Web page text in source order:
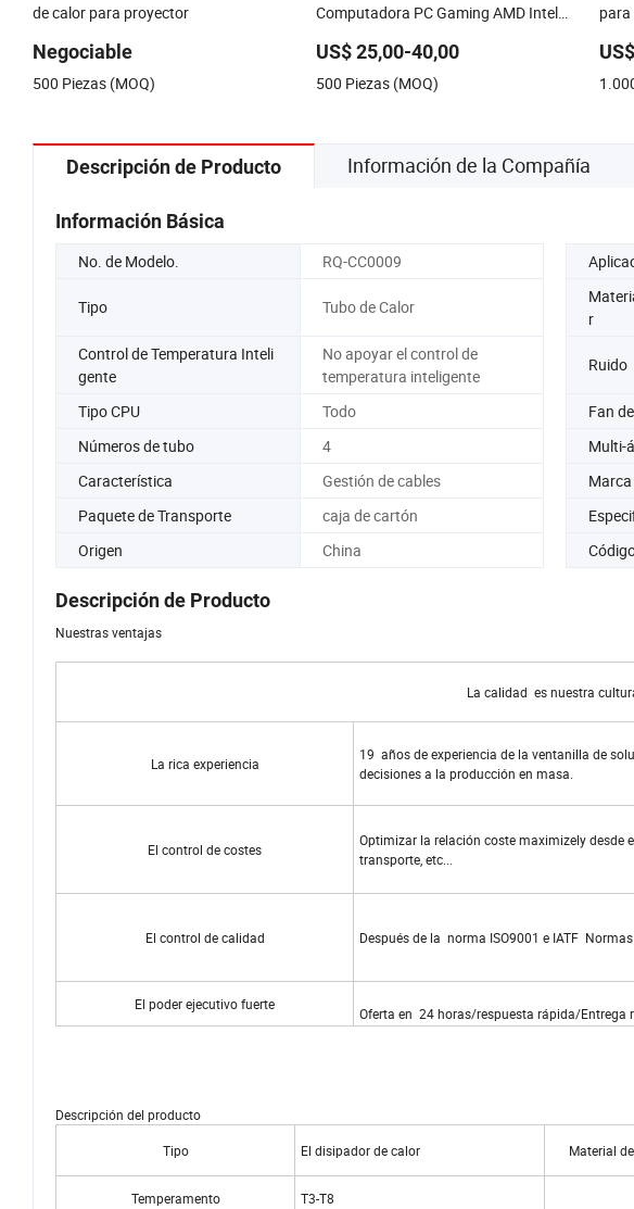
de calor para proyector
Negociable
500 Piezas (MOQ)
Computadora PC Gaming AMD Intel
Líquido Cooler
US$ 25,00-40,00
500 Piezas (MOQ)
para
Descripción de Producto Información de la Compañía
Información Básica
No. de Modelo. RQ-CC0009
Tipo Tubo de Calor
r
Control de Temperatura Inteli
gente
No apoyar el control de
temperatura inteligente
Ruido
Tipo CPU Todo Fan
Números de tubo
4 Multi-
Característica
Gestión de cables
Paquete de Transporte
caja de cartón
Origen
China
Descripción de Producto
Nuestras ventajas
La calidad es nuestra
La rica experiencia
19 años de experiencia de la ventanilla de
decisiones a la producción en masa.
El control de costes
Optimizar la relación coste maximizely desde
transporte, etc...
El control de calidad Después de la norma ISO9001 e IATF
El poder ejecutivo fuerte
Oferta en 24 horas/respuesta rápida/Entrega
Descripción del producto
Tipo El disipador de calor Material
Temperamento T3-T8